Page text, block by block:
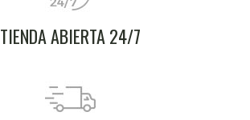
TIENDA ABIERTA 24/7